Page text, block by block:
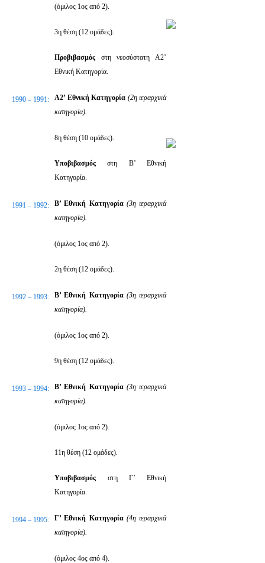
(όμιλος 1ος από 2).
3η θέση (12 ομάδες).
Προβιβασμός στη νεοσύστατη Α2’
Εθνική Κατηγορία.
1990 – 1991: Α2’ Εθνική Κατηγορία (2η ιεραρχικά
κατηγορία).
8η θέση (10 ομάδες).
Υποβιβασμόςστη Β’ Εθνική
Κατηγορία.
1991 – 1992: Β’ Εθνική Κατηγορία(3η ιεραρχικά
κατηγορία).
(όμιλος 1ος από 2).
2η θέση (12 ομάδες).
1992 – 1993: Β’ Εθνική Κατηγορία(3η ιεραρχικά
κατηγορία).
(όμιλος 1ος από 2).
9η θέση (12 ομάδες).
1993 – 1994: Β’ Εθνική Κατηγορία(3η ιεραρχικά
κατηγορία).
(όμιλος 1ος από 2).
11η θέση (12 ομάδες).
Υποβιβασμός στη Γ’ Εθνική
Κατηγορία.
1994 – 1995: Γ’ Εθνική Κατηγορία(4η ιεραρχικά
κατηγορία).
(όμιλος 4ος από 4).